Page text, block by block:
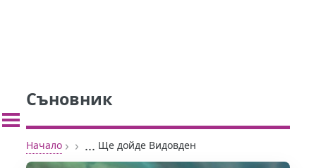
Съновник
Начало › › ... Ще дойде Видовден